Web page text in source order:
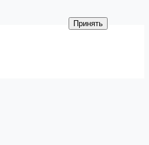
Принять